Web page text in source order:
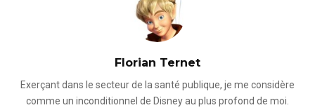
Florian Ternet
Exerçant dans le secteur de la santé publique, je me considère
comme un inconditionnel de Disney au plus profond de moi.